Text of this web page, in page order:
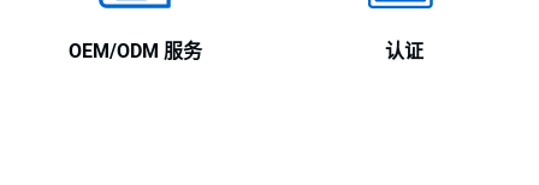
OEM/ODM 服务 认证